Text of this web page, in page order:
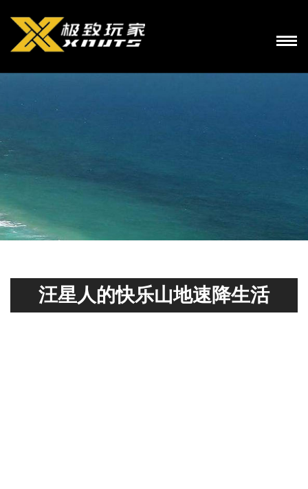
汪星人的快乐山地速降生活